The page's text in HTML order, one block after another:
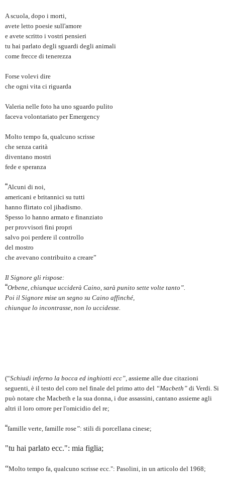
A scuola, dopo i morti,
avete letto poesie sull'amore
e avete scritto i vostri pensieri
tu hai parlato degli sguardi degli animali
come frecce di tenerezza
Forse volevi dire
che ogni vita ci riguarda
Valeria nelle foto ha uno sguardo pulito
faceva volontariato per Emergency
Molto tempo fa, qualcuno scrisse
che senza carità
diventano mostri
fede e speranza
“Alcuni di noi,
americani e britannici su tutti
hanno flirtato col jihadismo.
Spesso lo hanno armato e finanziato
per provvisori fini propri
salvo poi perdere il controllo
del mostro
che avevano contribuito a creare”
Il Signore gli rispose:
“Orbene, chiunque ucciderà Caino, sarà punito sette volte tanto”.
Poi il Signore mise un segno su Caino affinché,
chiunque lo incontrasse, non lo uccidesse.
(“Schiudi inferno la bocca ed inghiotti ecc”, assieme alle due citazioni
seguenti, è il testo del coro nel finale del primo atto del “Macbeth” di Verdi. Si
può notare che Macbeth e la sua donna, i due assassini, cantano assieme agli
altri il loro orrore per l'omicidio del re;
“famille verte, famille rose”: stili di porcellana cinese;
"tu hai parlato ecc.": mia figlia;
“Molto tempo fa, qualcuno scrisse ecc.": Pasolini, in un articolo del 1968;